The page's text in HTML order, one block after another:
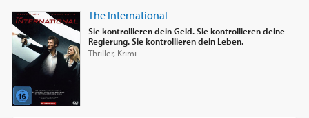
The International
Sie kontrollieren dein Geld. Sie kontrollieren deine
Regierung. Sie kontrollieren dein Leben.
Thriller, Krimi